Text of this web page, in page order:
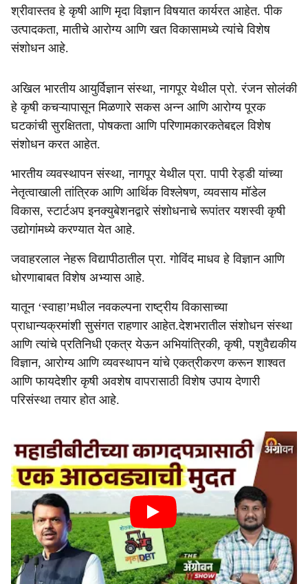
श्रीवास्तव हे कृषी आणि मृदा विज्ञान विषयात कार्यरत आहेत. पीक
उत्पादकता, मातीचे आरोग्य आणि खत विकासामध्ये त्यांचे विशेष
संशोधन आहे.
अखिल भारतीय आयुर्विज्ञान संस्था, नागपूर येथील प्रो. रंजन सोलंकी
हे कृषी कचऱ्यापासून मिळणारे सकस अन्न आणि आरोग्य पूरक
घटकांची सुरक्षितता, पोषकता आणि परिणामकारकतेबद्दल विशेष
संशोधन करत आहेत.
भारतीय व्यवस्थापन संस्था, नागपूर येथील प्रा. पापी रेड्डी यांच्या
नेतृत्वाखाली तांत्रिक आणि आर्थिक विश्लेषण, व्यवसाय मॉडेल
विकास, स्टार्टअप इनक्युबेशनद्वारे संशोधनाचे रूपांतर यशस्वी कृषी
उद्योगांमध्ये करण्यात येत आहे.
जवाहरलाल नेहरू विद्यापीठातील प्रा. गोविंद माधव हे विज्ञान आणि
धोरणाबाबत विशेष अभ्यास आहे.
यातून ‘स्वाहा’मधील नवकल्पना राष्ट्रीय विकासाच्या
प्राधान्यक्रमांशी सुसंगत राहणार आहेत.देशभरातील संशोधन संस्था
आणि त्यांचे प्रतिनिधी एकत्र येऊन अभियांत्रिकी, कृषी, पशुवैद्यकीय
विज्ञान, आरोग्य आणि व्यवस्थापन यांचे एकत्रीकरण करून शाश्वत
आणि फायदेशीर कृषी अवशेष वापरासाठी विशेष उपाय देणारी
परिसंस्था तयार होत आहे.